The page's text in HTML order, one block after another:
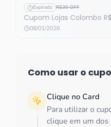
Expirado R$30 OFF
Cupom Lojas Colombo
em móveis (EXPIRADO)
08/01/2026
Como usar o
Clique no Card
Para utilizar o
clique em um dos